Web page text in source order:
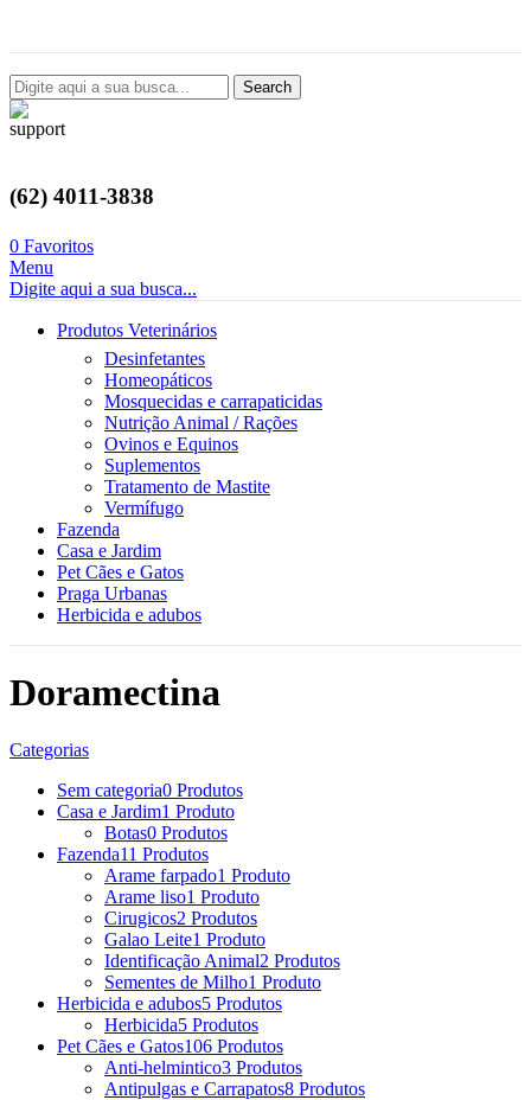
Search
(62) 4011-3838
0 Favoritos
Menu
Digite aqui a sua busca...
Produtos Veterinários
Desinfetantes
Homeopáticos
Mosquecidas e carrapaticidas
Nutrição Animal / Rações
Ovinos e Equinos
Suplementos
Tratamento de Mastite
Vermífugo
Fazenda
Casa e Jardim
Pet Cães e Gatos
Praga Urbanas
Herbicida e adubos
Doramectina
Categorias
Sem categoria0 Produtos
Casa e Jardim1 Produto
Botas0 Produtos
Fazenda11 Produtos
Arame farpado1 Produto
Arame liso1 Produto
Cirugicos2 Produtos
Galao Leite1 Produto
Identificação Animal2 Produtos
Sementes de Milho1 Produto
Herbicida e adubos5 Produtos
Herbicida5 Produtos
Pet Cães e Gatos106 Produtos
Anti-helmintico3 Produtos
Antipulgas e Carrapatos8 Produtos